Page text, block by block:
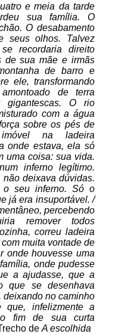
e meia da tarde
sua família. O
O desabamento
seus olhos. Talvez
recordaria direito
de sua mãe e irmãs
de barro e
ele, transformando
de terra
gigantescas. O rio
com a água
sobre os pés de
na ladeira
onde estava, ela só
uma coisa: sua vida.
inferno legítimo.
deixava dúvidas.
o seu inferno. Só o
já era insuportável. /
percebendo
remover todos
correu ladeira
muita vontade de
onde houvesse uma
onde pudesse
a ajudasse, que a
que se desenhava
deixando no caminho
que, infelizmente a
o fim de sua curta
de A escolhida